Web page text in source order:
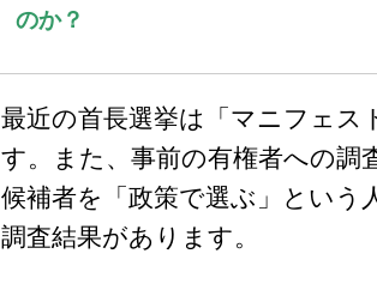
のか？
最近の首長選挙は「マニフェス
す。また、事前の有権者への調
候補者を「政策で選ぶ」という
調査結果があります。